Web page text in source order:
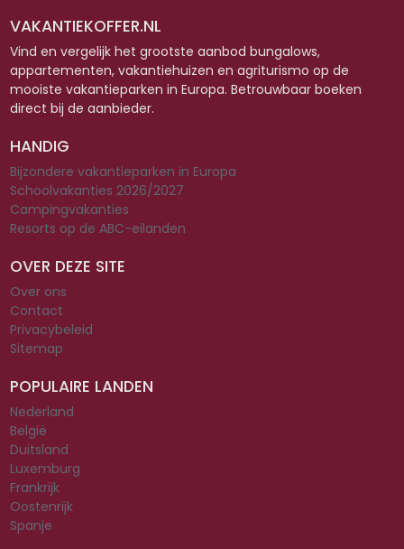
VAKANTIEKOFFER.NL
Vind en vergelijk het grootste aanbod bungalows,
appartementen, vakantiehuizen en agriturismo op de
mooiste vakantieparken in Europa. Betrouwbaar boeken
direct bij de aanbieder.
HANDIG
Bijzondere vakantieparken in Europa
Schoolvakanties 2026/2027
Campingvakanties
Resorts op de ABC-eilanden
OVER DEZE SITE
Over ons
Contact
Privacybeleid
Sitemap
POPULAIRE LANDEN
Nederland
België
Duitsland
Luxemburg
Frankrijk
Oostenrijk
Spanje